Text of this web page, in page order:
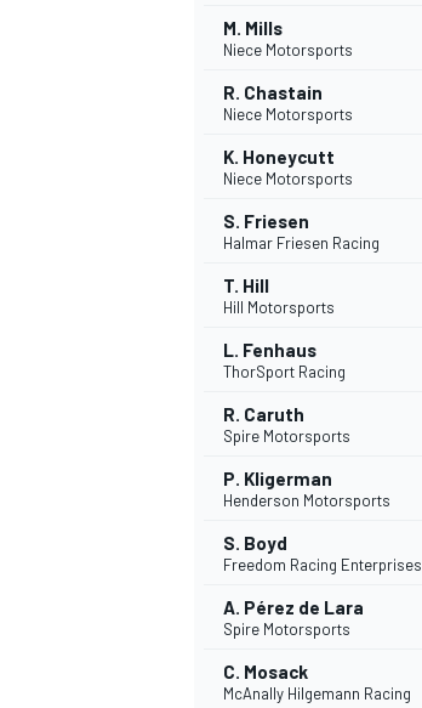
M. Mills
Niece Motorsports
R. Chastain
Niece Motorsports
K. Honeycutt
Niece Motorsports
S. Friesen
Halmar Friesen Racing
T. Hill
Hill Motorsports
L. Fenhaus
ThorSport Racing
R. Caruth
Spire Motorsports
P. Kligerman
Henderson Motorsports
S. Boyd
Freedom Racing Enterprises
A. Pérez de Lara
Spire Motorsports
C. Mosack
McAnally Hilgemann Racing